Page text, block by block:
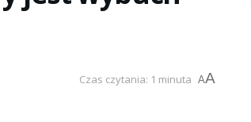
Czas czytania: 1 minuta AA